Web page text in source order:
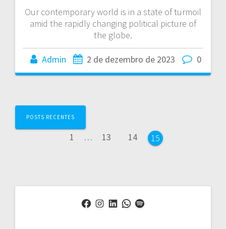
Our contemporary world is in a state of turmoil
amid the rapidly changing political picture of
the globe.
Admin 2 de dezembro de 2023 0
Navegação
dos
POSTS RECENTES
Página
1 … Página
13 Página
14 Página
15
Facebook
Instagram
LinkedIn
WhatsApp
Spotify